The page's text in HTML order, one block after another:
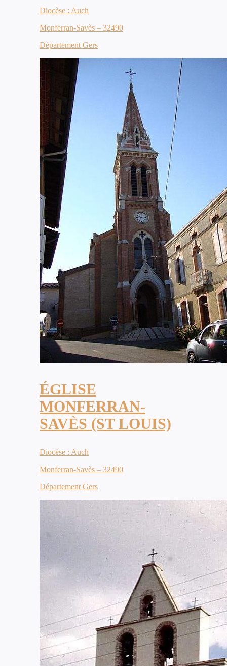
Diocèse : Auch
Monferran-Savès – 32490
Département Gers
ÉGLISE
MONFERRAN-
SAVÈS (ST LOUIS)
Diocèse : Auch
Monferran-Savès – 32490
Département Gers